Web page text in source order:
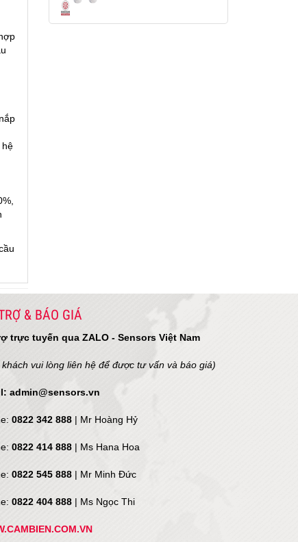
hệ
& BÁO GIÁ
trực tuyến qua ZALO - Sensors Việt Nam
vui lòng liên hệ để được tư vấn và báo giá)
admin@sensors.vn
0822 342 888 | Mr Hoàng Hỷ
0822 414 888 | Ms Hana Hoa
0822 545 888 | Mr Minh Đức
0822 404 888 | Ms Ngọc Thi